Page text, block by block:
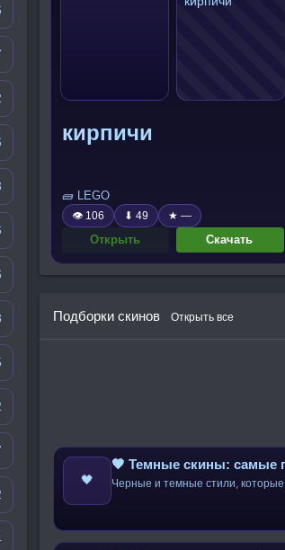
кирпичи
🧱 LEGO
👁 106 ⬇ 49 ★ —
Открыть Скачать
Подборки скинов Открыть все
🖤
🖤 Темные скины: самые
Черные и темные стили, которые